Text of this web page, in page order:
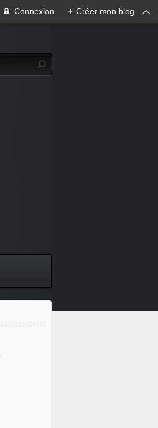
Connexion + Créer mon blog